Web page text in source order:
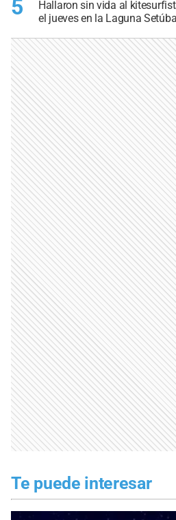
5
Hallaron sin vida al
el jueves en la Laguna
Te puede interesar